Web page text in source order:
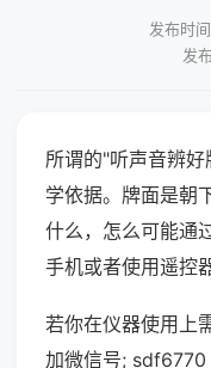
发布时
发
所谓的"听声音辨
学依据。牌面是朝
什么，怎么可能通
手机或者使用遥控器
若你在仪器使用上
加微信号; sdf6770